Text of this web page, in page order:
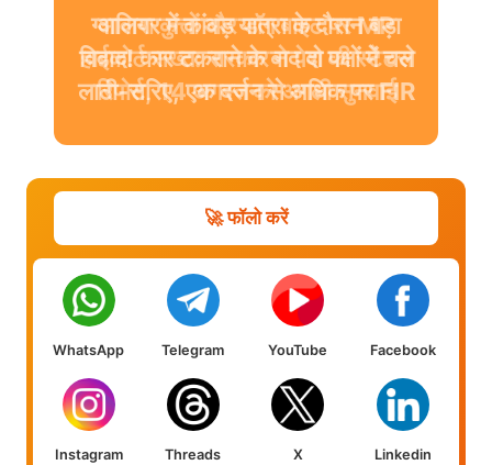
आवारा कुत्तों और डॉग बाइट पर MP
हाईकोर्ट सख्त: सरकार ने पेश की स्टेटस
रिपोर्ट, 14 अगस्त को अगली सुनवाई
🚀 फॉलो करें
WhatsApp Telegram YouTube Facebook
Instagram Threads X Linkedin